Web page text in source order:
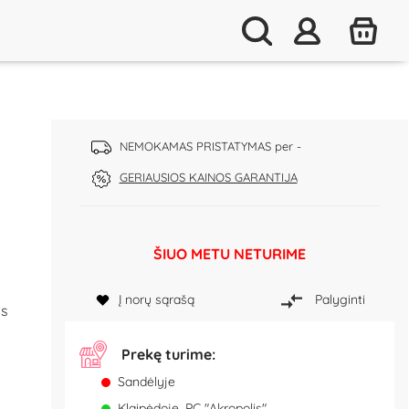
NEMOKAMAS PRISTATYMAS per -
GERIAUSIOS KAINOS GARANTIJA
ŠIUO METU NETURIME
Į norų sąrašą Palyginti
Prekę turime:
Sandėlyje